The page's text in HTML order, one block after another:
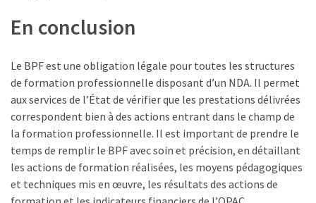
En conclusion
Le BPF est une obligation légale pour toutes les structures
de formation professionnelle disposant d’un NDA. Il permet
aux services de l’État de vérifier que les prestations délivrées
correspondent bien à des actions entrant dans le champ de
la formation professionnelle. Il est important de prendre le
temps de remplir le BPF avec soin et précision, en détaillant
les actions de formation réalisées, les moyens pédagogiques
et techniques mis en œuvre, les résultats des actions de